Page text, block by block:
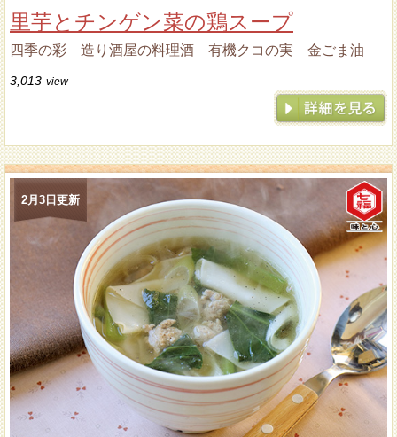
里芋とチンゲン菜の鶏スープ
四季の彩 造り酒屋の料理酒 有機クコの実 金ごま油
3,013 view
2月3日更新